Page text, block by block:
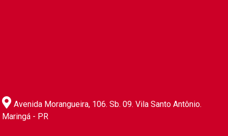
Avenida Morangueira, 106. Sb. 09. Vila Santo Antônio.
Maringá - PR